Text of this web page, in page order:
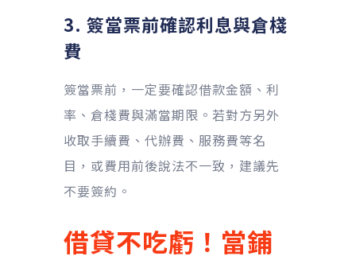
3. 簽當票前確認利息與倉棧
費
簽當票前，一定要確認借款金額、利
率、倉棧費與滿當期限。若對方另外
收取手續費、代辦費、服務費等名
目，或費用前後說法不一致，建議先
不要簽約。
借貸不吃虧！當鋪